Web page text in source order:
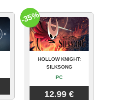
HOLLOW KNIGHT:
SILKSONG
PC
12.99 €
-35%